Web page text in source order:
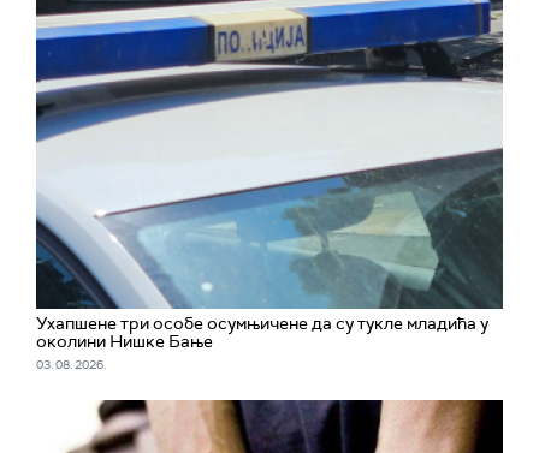
Ухапшенe три особе осумњичене да су тукле младића у
околини Нишке Бање
03. 08. 2026.